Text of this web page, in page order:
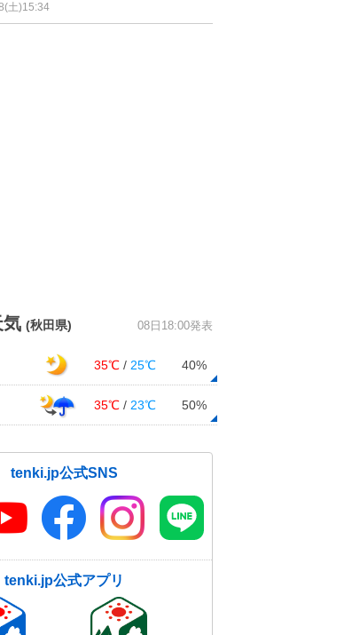
土)15:34
気 (秋田県) 08日18:00発表
35℃ / 25℃ 40%
35℃ / 23℃ 50%
tenki.jp公式SNS
tenki.jp公式アプリ